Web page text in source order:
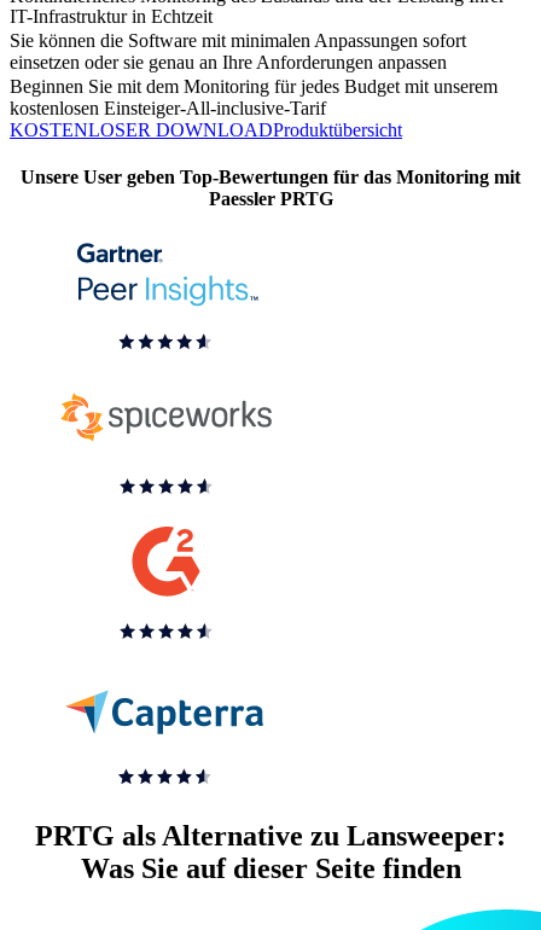
IT-Infrastruktur in Echtzeit
Sie können die Software mit minimalen Anpassungen sofort
einsetzen oder sie genau an Ihre Anforderungen anpassen
Beginnen Sie mit dem Monitoring für jedes Budget mit unserem
kostenlosen Einsteiger-All-inclusive-Tarif
KOSTENLOSER DOWNLOADProduktübersicht
Unsere User geben Top-Bewertungen für das Monitoring mit
Paessler PRTG
PRTG als Alternative zu Lansweeper:
Was Sie auf dieser Seite finden